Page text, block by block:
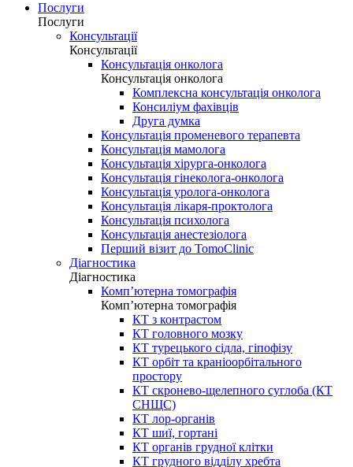
Послуги
Послуги
Консультації
Консультації
Консультація онколога
Консультація онколога
Комплексна консультація онколога
Консиліум фахівців
Друга думка
Консультація променевого терапевта
Консультація мамолога
Консультація хірурга-онколога
Консультація гінеколога-онколога
Консультація уролога-онколога
Консультація лікаря-проктолога
Консультація психолога
Консультація анестезіолога
Перший візит до TomoClinic
Діагностика
Діагностика
Комп’ютерна томографія
Комп’ютерна томографія
КТ з контрастом
КТ головного мозку
КТ турецького сідла, гіпофізу
КТ орбіт та краніоорбітального
простору
КТ скронево-щелепного суглоба (КТ
СНЩС)
КТ лор-органів
КТ шиї, гортані
КТ органів грудної клітки
КТ грудного відділу хребта